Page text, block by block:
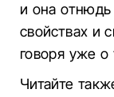
и она отнюдь
свойствах и
говоря уже о
Читайте